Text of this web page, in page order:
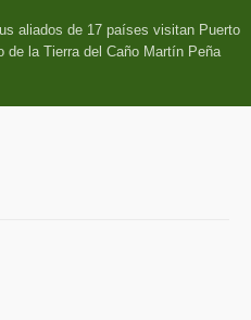
aliados de 17 países visitan Puerto
de la Tierra del Caño Martín Peña